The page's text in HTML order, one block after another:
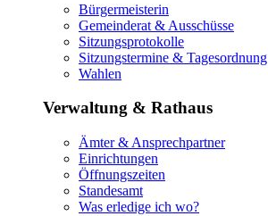
Bürgermeisterin
Gemeinderat & Ausschüsse
Sitzungsprotokolle
Sitzungstermine & Tagesordnung
Wahlen
Verwaltung & Rathaus
Ämter & Ansprechpartner
Einrichtungen
Öffnungszeiten
Standesamt
Was erledige ich wo?